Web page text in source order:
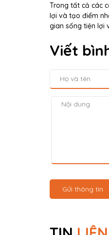
Trong tất cả các
lợi và tạo điểm
gian sống tiện lợi
Viết
Gửi thông tin